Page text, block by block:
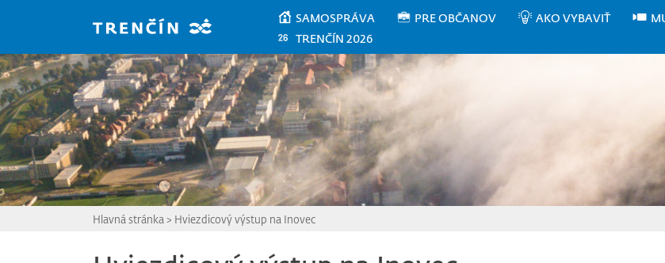
SAMOSPRÁVA PRE OBČANOV AKO VYBAVIŤ
TRENČÍN 2026
Hlavná stránka > Hviezdicový výstup na Inovec